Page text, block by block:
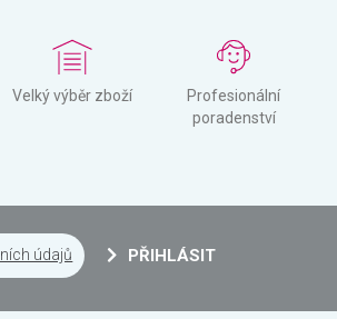
Velký výběr zboží
Profesionální
poradenství
údajů PŘIHLÁSIT